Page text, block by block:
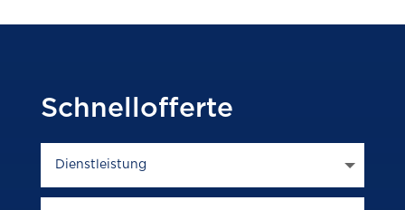
Schnellofferte